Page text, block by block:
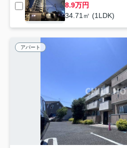
8.9万円
34.71㎡ (1LDK)
アパート